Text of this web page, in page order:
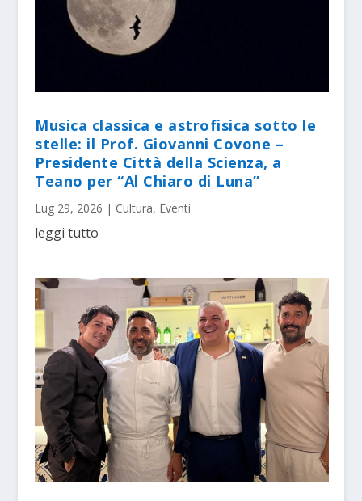
Musica classica e astrofisica sotto le
stelle: il Prof. Giovanni Covone –
Presidente Città della Scienza, a
Teano per “Al Chiaro di Luna”
Lug 29, 2026 | Cultura, Eventi
leggi tutto